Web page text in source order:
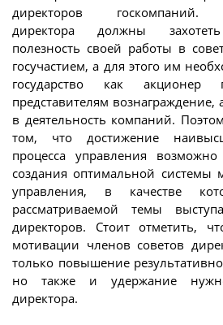
директоров госкомпаний.
директора должны
полезность своей работы в
госучастием, а для этого им
государство как акционер
представителям вознаграждение,
в деятельность компаний.
том, что достижение
процесса управления
создания оптимальной системы
управления, в качестве
рассматриваемой темы
директоров. Стоит отметить,
мотивации членов советов
только повышение
но также и удержание
директора.